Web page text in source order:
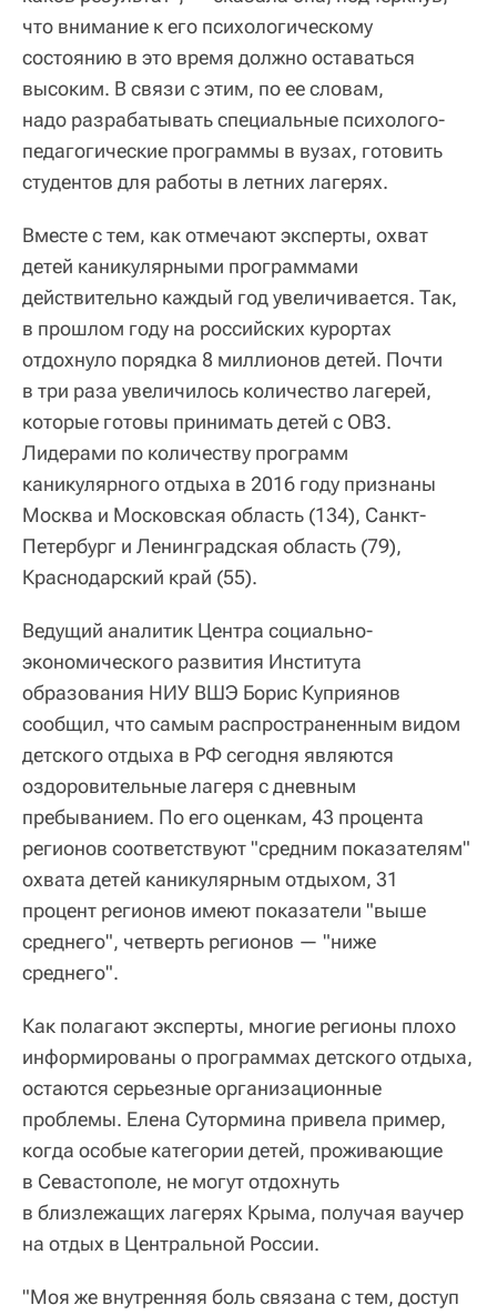
что внимание к его психологическому
состоянию в это время должно оставаться
высоким. В связи с этим, по ее словам,
надо разрабатывать специальные психолого-
педагогические программы в вузах, готовить
студентов для работы в летних лагерях.
Вместе с тем, как отмечают эксперты, охват
детей каникулярными программами
действительно каждый год увеличивается. Так,
в прошлом году на российских курортах
отдохнуло порядка 8 миллионов детей. Почти
в три раза увеличилось количество лагерей,
которые готовы принимать детей с ОВЗ.
Лидерами по количеству программ
каникулярного отдыха в 2016 году признаны
Москва и Московская область (134), Санкт-
Петербург и Ленинградская область (79),
Краснодарский край (55).
Ведущий аналитик Центра социально-
экономического развития Института
образования НИУ ВШЭ Борис Куприянов
сообщил, что самым распространенным видом
детского отдыха в РФ сегодня являются
оздоровительные лагеря с дневным
пребыванием. По его оценкам, 43 процента
регионов соответствуют "средним показателям"
охвата детей каникулярным отдыхом, 31
процент регионов имеют показатели "выше
среднего", четверть регионов — "ниже
среднего".
Как полагают эксперты, многие регионы плохо
информированы о программах детского отдыха,
остаются серьезные организационные
проблемы. Елена Сутормина привела пример,
когда особые категории детей, проживающие
в Севастополе, не могут отдохнуть
в близлежащих лагерях Крыма, получая ваучер
на отдых в Центральной России.
"Моя же внутренняя боль связана с тем, доступ